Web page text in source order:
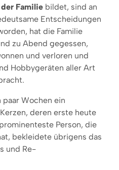
Familie bildet, sind an
Entschei­dungen
hat die Familie
zu Abend ge­gessen,
und verloren und
Hobbygeräten aller Art
Wo­chen ein
deren erste heute
Person, die
bekleidete übrigens das
und Re­